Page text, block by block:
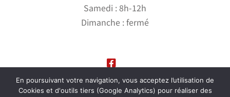
Samedi : 8h-12h
Dimanche : fermé
Suivez-nous sur notre page Facebook
En poursuivant votre navigation, vous acceptez l’utilisation de
Cookies et d'outils tiers (Google Analytics) pour réaliser des